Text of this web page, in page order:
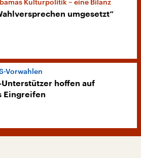
Kulturpolitik – eine Bilanz
umgesetzt“
Vorwahlen
hoffen auf
Eingreifen